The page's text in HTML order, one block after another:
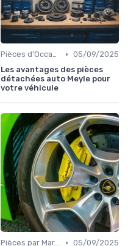
Pièces d'Occasion et Reconditionnées • 05/09/2025
Les avantages des pièces
détachées auto Meyle pour
votre véhicule
Pièces par Marque de Voiture • 05/09/2025